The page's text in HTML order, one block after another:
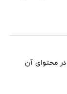
محتوای آن